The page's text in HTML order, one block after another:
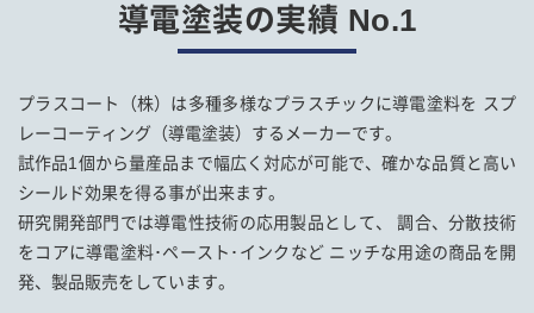
導電塗装の実績 No.1
プラスコート（株）は多種多様なプラスチックに導電塗料を スプ
レーコーティング（導電塗装）するメーカーです。
試作品1個から量産品まで幅広く対応が可能で、確かな品質と高い
シールド効果を得る事が出来ます。
研究開発部門では導電性技術の応用製品として、 調合、分散技術
をコアに導電塗料･ペースト･インクなど ニッチな用途の商品を開
発、製品販売をしています。